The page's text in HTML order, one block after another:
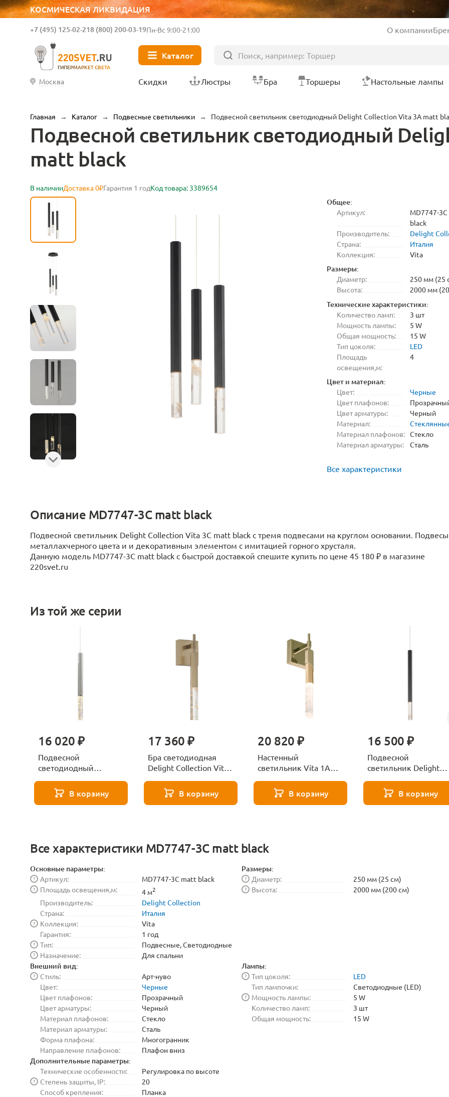
КОСМИЧЕСКАЯ ЛИКВИДАЦИЯ
ГИПЕРМАРКЕТ СВЕТА
+7 (495) 125-02-218 (800) 200-03-19Пн-Вс 9:00-21:00 О компании
Каталог
Москва Скидки Люстры Бра Торшеры Настольные лампы
Главная → Каталог → Подвесные светильники → Подвесной светильник светодиодный Delight Collection Vita 3A matt
Подвесной светильник светодиодный
matt black
В наличииДоставка 0₽Гарантия 1 годКод товара: 3389654
Общее:
Артикул:
MD7747-
black
Производитель:
Delight
Страна:
Италия
Коллекция:
Vita
Размеры:
Диаметр:
250 мм (25
Высота:
2000 мм
Технические характеристики:
Количество ламп:
3 шт
Мощность лампы:
5 W
Общая мощность:
15 W
Тип цоколя:
LED
Площадь
освещения,м:
4
Цвет и материал:
Цвет:
Черные
Цвет плафонов:
Цвет арматуры:
Черный
Материал:
Материал плафонов: Стекло
Материал арматуры:
Сталь
Все характеристики
Описание MD7747-3C matt black
Подвесной светильник Delight Collection Vita 3C matt black с тремя подвесами на круглом основании.
металлаxчерного цвета и и декоративным элементом с имитацией горного хрусталя.
Данную модель MD7747-3C matt black с быстрой доставкой спешите купить по цене 45 180 ₽ в магазине
220svet.ru
Из той же серии
16 020 ₽
Подвесной
светодиодный
Collection Vita 1A
nickel
В корзину
17 360 ₽
Бра светодиодная
Delight Collection Vita
В корзину
20 820 ₽
Настенный
светильник Vita 1A
CollectionВ корзину
16 500 ₽
Подвесной
светильник Delight
black
В корзину
Все характеристики MD7747-3C matt black
Основные параметры:
Артикул:
?
MD7747-3C matt black
Площадь освещения,м:
? 4 м2
Производитель:
Delight Collection
Страна:
Италия
Коллекция:
?
Vita
Гарантия:
1 год
Тип:
?
Подвесные, Светодиодные
Назначение:
? Для спальни
Размеры:
Диаметр:
?
250 мм (25 см)
Высота:
? 2000 мм (200 см)
Внешний вид:
Стиль:
?
Арт-нуво
Цвет:
Черные
Цвет плафонов:
Прозрачный
Цвет арматуры:
Черный
Материал плафонов:
Стекло
Материал арматуры:
Сталь
Форма плафона:
Многогранник
Направление плафонов:
Плафон вниз
Лампы:
Тип цоколя:
?
LED
Тип лампочки:
Светодиодные (LED)
Мощность лампы:
?
5 W
Количество ламп:
3 шт
Общая мощность:
15 W
Дополнительные параметры:
Технические особенности:
Регулировка по высоте
Степень защиты, IP:
?
20
Способ крепления:
Планка